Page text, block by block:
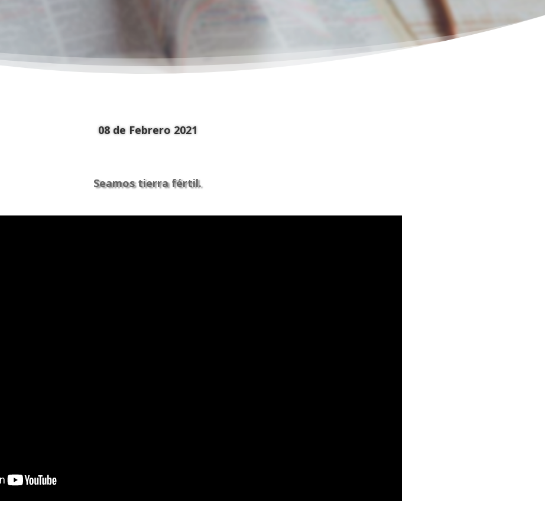
08 de Febrero 2021
Seamos tierra fértil.